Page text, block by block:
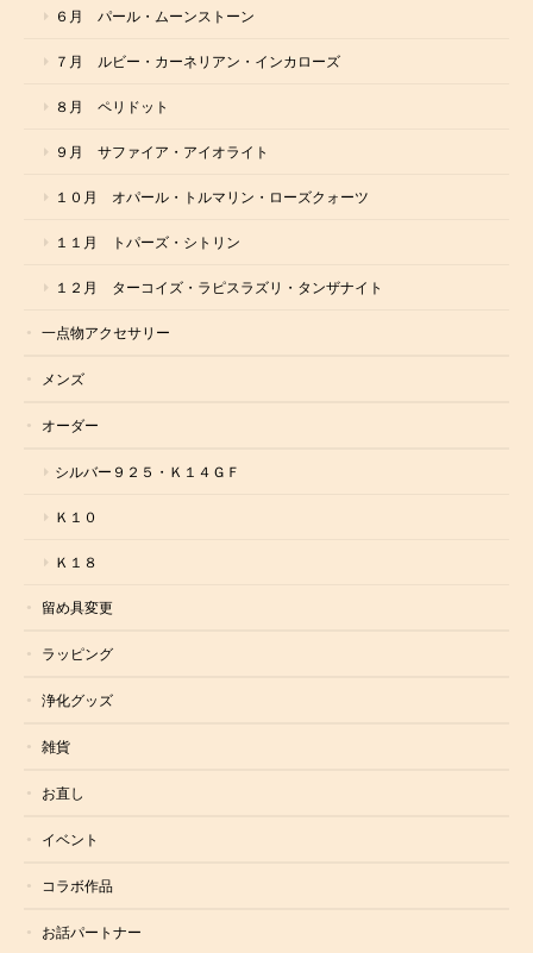
６月 パール・ムーンストーン
７月 ルビー・カーネリアン・インカローズ
８月 ペリドット
９月 サファイア・アイオライト
１０月 オパール・トルマリン・ローズクォーツ
１１月 トパーズ・シトリン
１２月 ターコイズ・ラピスラズリ・タンザナイト
一点物アクセサリー
メンズ
オーダー
シルバー９２５・Ｋ１４ＧＦ
Ｋ１０
Ｋ１８
留め具変更
ラッピング
浄化グッズ
雑貨
お直し
イベント
コラボ作品
お話パートナー